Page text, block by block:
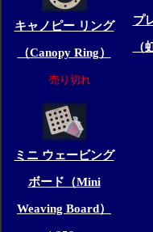
キャノピー リング
（Canopy Ring）
売り切れ
プ
（
ミニ ウェービング
ボード（Mini
Weaving Board）